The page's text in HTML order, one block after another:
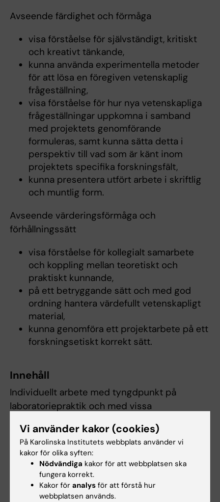
Avseende färdighet och förmåga
visa förståelse för självständigt, kritiskt
och kreativt tänkande,
kunna använda experimentella metoder
för att lösa en föregiven vetenskaplig
frågeställning,
visa förståelse för hur nya vetenskapliga
frågeställningar uppkomna i samband
med projektets genomförande
formuleras, samt kunna sätta detta i
perspektiv till vad som är känt inom
projektets specifika forskningsfält,
kunna presentera utfört arbete i skriftlig
och muntlig form.
Avseende värderingsförmåga och
förhållningssätt
visa förståelse för kollegialt samarbete
och koppling mellan teoretiskt och
praktiskt kunnande,
på ett betryggande sätt och med god
ordning hantera värdefullt vetenskapligt
material,
kunna genomföra ett projektarbete på ett
forskningsetiskt korrekt sätt.
Innehåll
Individuellt arbete med tyngdpunkt på
laboratoriepraktik och med vissa
upprättas av handledare och student
tillsammans inför kursen.
Kursen är indelad i följande moment:
Projektplan och halvtidskontroll, 30.0 hp
Vi använder kakor (cookies)
På Karolinska Institutets webbplats använder vi
kakor för olika syften:
Nödvändiga kakor för att webbplatsen ska
fungera korrekt.
Kakor för analys för att förstå hur
webbplatsen används.